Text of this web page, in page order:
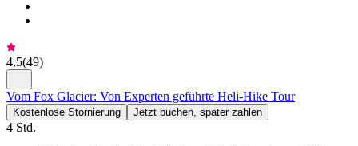
4,5(49)
Vom Fox Glacier: Von Experten geführte Heli-Hike Tour
Kostenlose Stornierung Jetzt buchen, später zahlen
4 Std.